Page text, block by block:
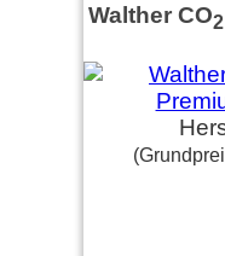
Walther CO2